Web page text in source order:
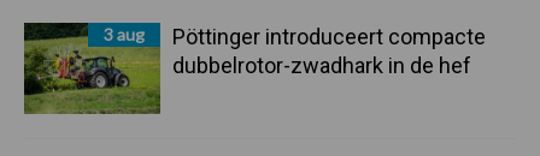
3 aug
Pöttinger introduceert compacte
dubbelrotor-zwadhark in de hef